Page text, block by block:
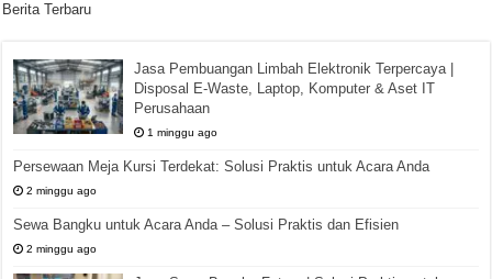
Berita Terbaru
Jasa Pembuangan Limbah Elektronik Terpercaya |
Disposal E-Waste, Laptop, Komputer & Aset IT
Perusahaan
1 minggu ago
Persewaan Meja Kursi Terdekat: Solusi Praktis untuk Acara Anda
2 minggu ago
Sewa Bangku untuk Acara Anda – Solusi Praktis dan Efisien
2 minggu ago